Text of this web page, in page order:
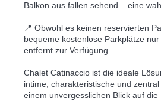
Balkon aus fallen sehend... eine
📍 Obwohl es keinen reservierten
bequeme kostenlose Parkplätze
entfernt zur Verfügung.
Chalet Catinaccio ist die ideale
intime, charakteristische und
einem unvergesslichen Blick auf die